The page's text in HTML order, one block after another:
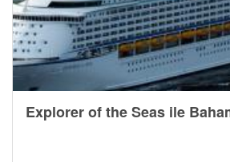
Explorer of the Seas ile